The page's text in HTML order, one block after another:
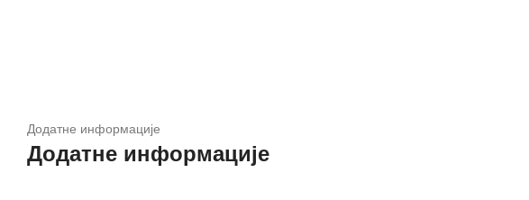
Додатне информације
Додатне информације